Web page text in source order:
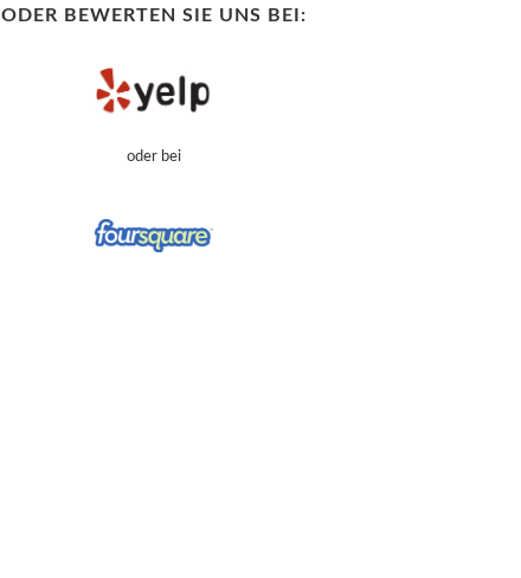
ODER BEWERTEN SIE UNS BEI:
oder bei